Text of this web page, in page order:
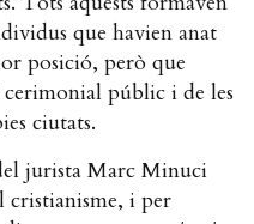
que havien anat
posició, però que
públic i de les
ciutats.
jurista Marc Minuci
cristianisme, i per